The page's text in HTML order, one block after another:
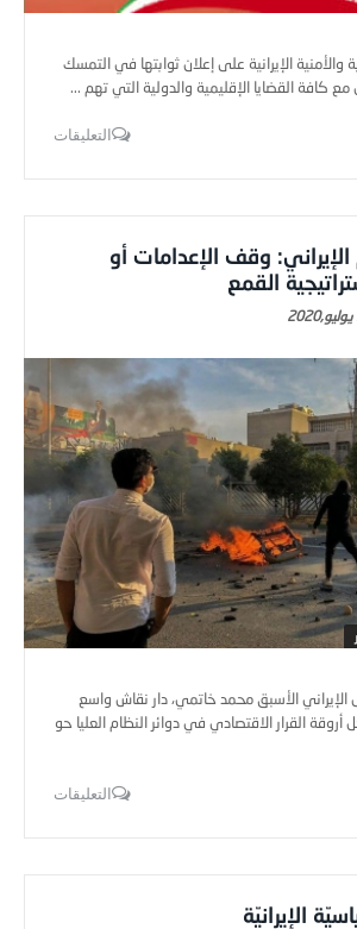
والأمنية الإيرانية على إعلان ثوابتها في التمسك
كافة القضايا الإقليمية والدولية التي تهم ...
التعليقات
وقف الإعدامات أو
القمع
الإيراني الأسبق محمد خاتمي، دار نقاش واسع
القرار الاقتصادي في دوائر النظام العليا حو
التعليقات
الإيرانيّة